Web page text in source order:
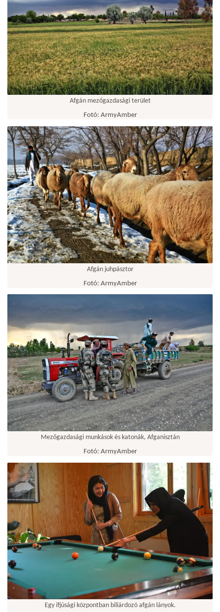
Afgán mezőgazdasági terület
Fotó: ArmyAmber
Afgán juhpásztor
Fotó: ArmyAmber
Mezőgazdasági munkások és katonák, Afganisztán
Fotó: ArmyAmber
Egy ifjúsági központban biliárdozó afgán lányok.